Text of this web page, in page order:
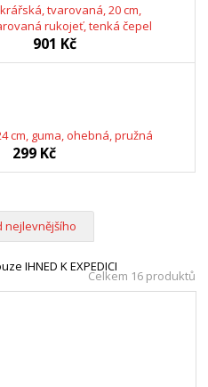
tvarovaná, 20 cm,
rukojeť, tenká čepel
901 Kč
cm, guma, ohebná, pružná
299 Kč
nejlevnějšího
IHNED K EXPEDICI
Celkem 16 produktů